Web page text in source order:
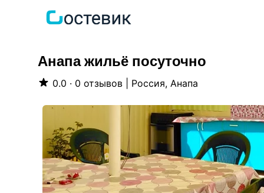
Анапа жильё посуточно
0.0 · 0 отзывов Россия, Анапа